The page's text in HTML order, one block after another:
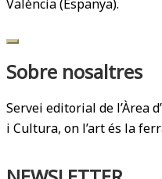
València (Espanya).
Sobre nosaltres
Servei editorial de l’Àrea
i Cultura, on l’art és la